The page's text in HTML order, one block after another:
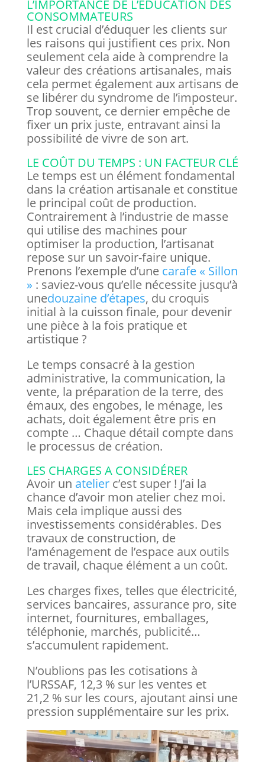
L’IMPORTANCE DE L’ÉDUCATION DES
CONSOMMATEURS
Il est crucial d’éduquer les clients sur
les raisons qui justifient ces prix. Non
seulement cela aide à comprendre la
valeur des créations artisanales, mais
cela permet également aux artisans de
se libérer du syndrome de l’imposteur.
Trop souvent, ce dernier empêche de
fixer un prix juste, entravant ainsi la
possibilité de vivre de son art.
LE COÛT DU TEMPS : UN FACTEUR CLÉ
Le temps est un élément fondamental
dans la création artisanale et constitue
le principal coût de production.
Contrairement à l’industrie de masse
qui utilise des machines pour
optimiser la production, l’artisanat
repose sur un savoir-faire unique.
Prenons l’exemple d’unecarafe « Sillon
» : saviez-vous qu’elle nécessite jusqu’à
unedouzaine d’étapes, du croquis
initial à la cuisson finale, pour devenir
une pièce à la fois pratique et
artistique ?
Le temps consacré à la gestion
administrative, la communication, la
vente, la préparation de la terre, des
émaux, des engobes, le ménage, les
achats, doit également être pris en
compte … Chaque détail compte dans
le processus de création.
LES CHARGES A CONSIDÉRER
Avoir un atelier c’est super ! J’ai la
chance d’avoir mon atelier chez moi.
Mais cela implique aussi des
investissements considérables. Des
travaux de construction, de
l’aménagement de l’espace aux outils
de travail, chaque élément a un coût.
Les charges fixes, telles que électricité,
services bancaires, assurance pro, site
internet, fournitures, emballages,
téléphonie, marchés, publicité…
s’accumulent rapidement.
N’oublions pas les cotisations à
l’URSSAF, 12,3 % sur les ventes et
21,2 % sur les cours, ajoutant ainsi une
pression supplémentaire sur les prix.